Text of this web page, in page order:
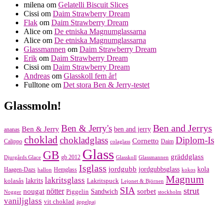
milena om Gelatelli Biscuit Slices
Cissi om Daim Strawberry Dream
Flak om Daim Strawberry Dream
Alice om De etniska Magnumglassarna
Alice om De etniska Magnumglassarna
Glassmannen om Daim Strawberry Dream
Erik om Daim Strawberry Dream
Cissi om Daim Strawberry Dream
Andreas om Glasskoll fem år!
Fulltone om Det stora Ben & Jerry-testet
Glassmoln!
ananas Ben & Jerry Ben & Jerry's ben and jerry Ben and Jerrys
Calippo choklad chokladglass colaglass Cornetto Daim Diplom-Is
Djurgårds Glace GB gb 2012 Glass Glasskoll Glassmannen gräddglass
Haagen-Dazs hallon Hemglass Isglass jordgubb jordgubbsglass kokos kola
kolasås lakrits lakritsglass Lakritspuck Lejonet & Björnen Magnum
Nogger nougat nötter Piggelin Sandwich SIA sorbet stockholm strut
vaniljglass vit choklad äppelpaj